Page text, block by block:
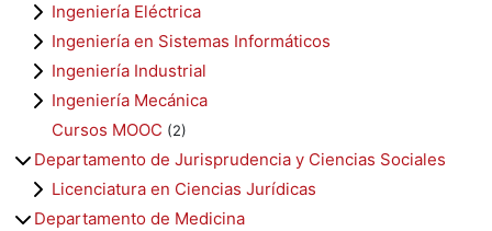
Ingeniería Eléctrica
Ingeniería en Sistemas Informáticos
Ingeniería Industrial
Ingeniería Mecánica
Cursos MOOC (2)
Departamento de Jurisprudencia y Ciencias Sociales
Licenciatura en Ciencias Jurídicas
Departamento de Medicina